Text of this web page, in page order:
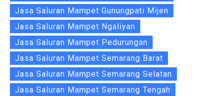
Jasa Saluran Mampet Gunungpati Mijen
Jasa Saluran Mampet Ngaliyan
Jasa Saluran Mampet Pedurungan
Jasa Saluran Mampet Semarang Barat
Jasa Saluran Mampet Semarang Selatan
Jasa Saluran Mampet Semarang Tengah